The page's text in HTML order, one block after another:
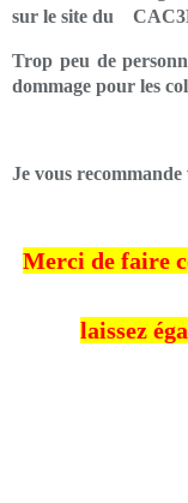
sur le site du
Trop peu de
dommage pour les
Je vous
Merci de faire
laissez